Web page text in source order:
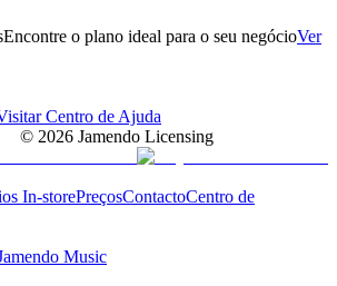
Encontre o plano ideal para o seu negócioVer
Centro de Ajuda
© 2026 Jamendo Licensing
In-storePreçosContactoCentro de
Music